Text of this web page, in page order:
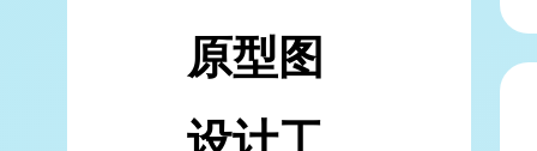
原型图